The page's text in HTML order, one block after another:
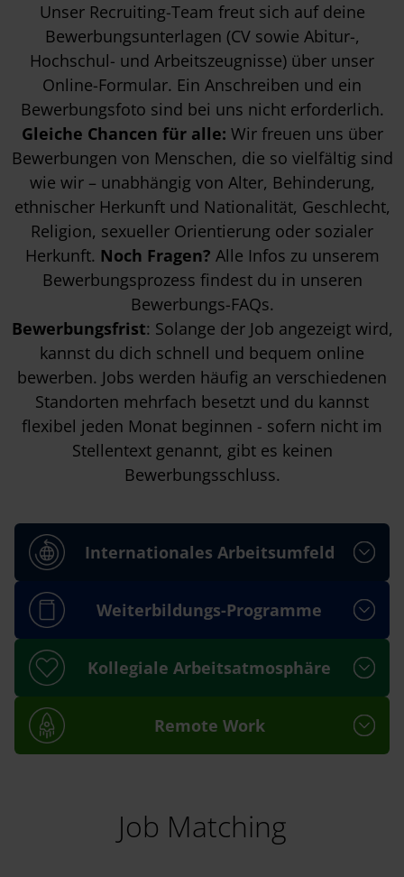
Unser Recruiting-Team freut sich auf deine
Bewerbungsunterlagen (CV sowie Abitur-,
Hochschul- und Arbeitszeugnisse) über unser
Online-Formular. Ein Anschreiben und ein
Bewerbungsfoto sind bei uns nicht erforderlich.
Gleiche Chancen für alle: Wir freuen uns über
Bewerbungen von Menschen, die so vielfältig sind
wie wir – unabhängig von Alter, Behinderung,
ethnischer Herkunft und Nationalität, Geschlecht,
Religion, sexueller Orientierung oder sozialer
Herkunft. Noch Fragen? Alle Infos zu unserem
Bewerbungsprozess findest du in unseren
Bewerbungs-FAQs.
Bewerbungsfrist: Solange der Job angezeigt wird,
kannst du dich schnell und bequem online
bewerben. Jobs werden häufig an verschiedenen
Standorten mehrfach besetzt und du kannst
flexibel jeden Monat beginnen - sofern nicht im
Stellentext genannt, gibt es keinen
Bewerbungsschluss.
Internationales Arbeitsumfeld
Weiterbildungs-Programme
Kollegiale Arbeitsatmosphäre
Remote Work
Job Matching